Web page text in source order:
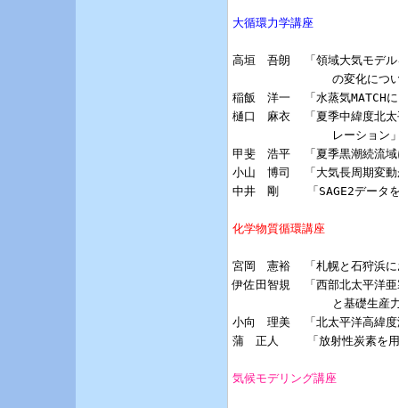
大循環力学講座
高垣　吾朗  「領域大気モデル
の変化につ
稲飯　洋一  「水蒸気MATCH
樋口　麻衣  「夏季中緯度北太
レーション
甲斐　浩平  「夏季黒潮続流域
小山　博司  「大気長周期変動
中井　剛    「SAGE2データ
化学物質循環講座
宮岡　憲裕  「札幌と石狩浜に
伊佐田智規  「西部北太平洋亜
と基礎生産
小向　理美  「北太平洋高緯度
蒲　正人    「放射性炭素を用
気候モデリング講座